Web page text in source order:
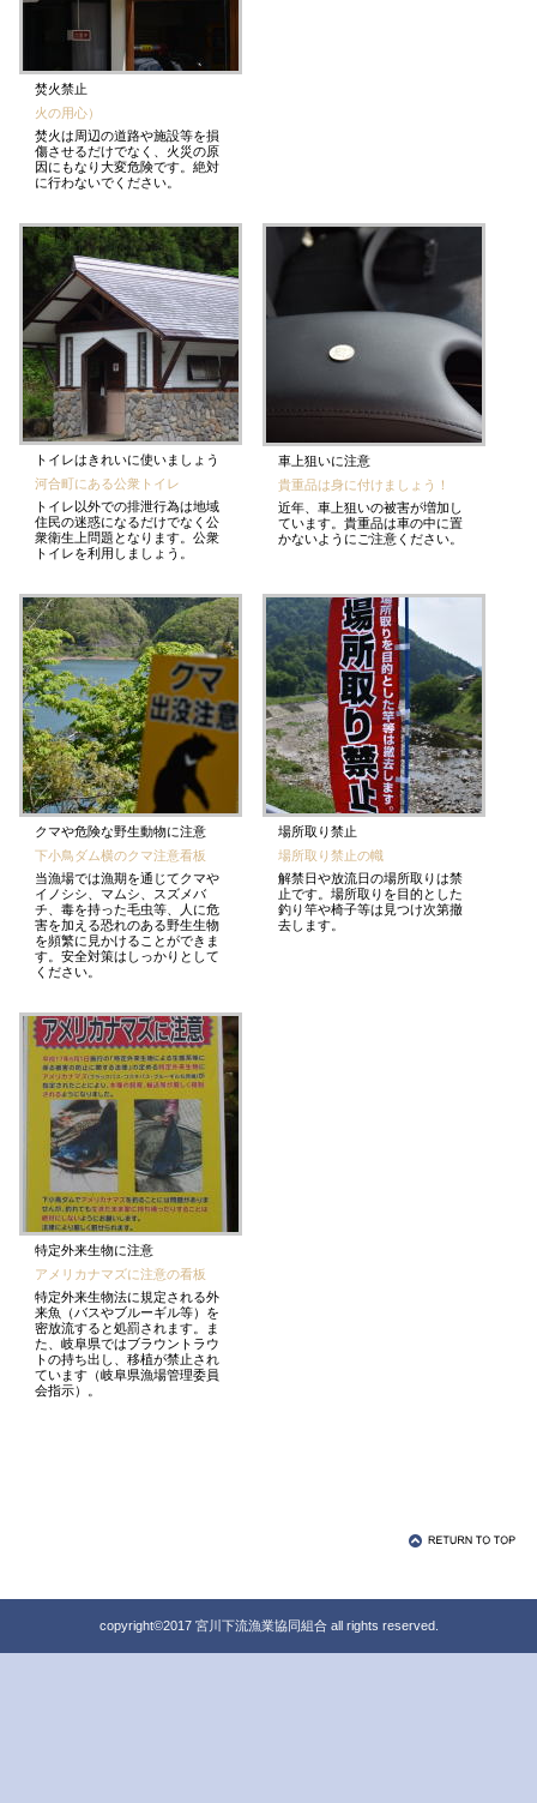
焚火禁止
火の用心）
焚火は周辺の道路や施設等を損
傷させるだけでなく、火災の原
因にもなり大変危険です。絶対
に行わないでください。
トイレはきれいに使いましょう
河合町にある公衆トイレ
トイレ以外での排泄行為は地域
住民の迷惑になるだけでなく公
衆衛生上問題となります。公衆
トイレを利用しましょう。
車上狙いに注意
貴重品は身に付けましょう！
近年、車上狙いの被害が増加し
ています。貴重品は車の中に置
かないようにご注意ください。
クマや危険な野生動物に注意
下小鳥ダム横のクマ注意看板
当漁場では漁期を通じてクマや
イノシシ、マムシ、スズメバ
チ、毒を持った毛虫等、人に危
害を加える恐れのある野生生物
を頻繁に見かけることができま
す。安全対策はしっかりとして
ください。
場所取り禁止
場所取り禁止の幟
解禁日や放流日の場所取りは禁
止です。場所取りを目的とした
釣り竿や椅子等は見つけ次第撤
去します。
特定外来生物に注意
アメリカナマズに注意の看板
特定外来生物法に規定される外
来魚（バスやブルーギル等）を
密放流すると処罰されます。ま
た、岐阜県ではブラウントラウ
トの持ち出し、移植が禁止され
ています（岐阜県漁場管理委員
会指示）。
copyright©2017 宮川下流漁業協同組合 all rights reserved.